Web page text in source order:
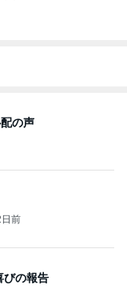
の声
前
びの報告